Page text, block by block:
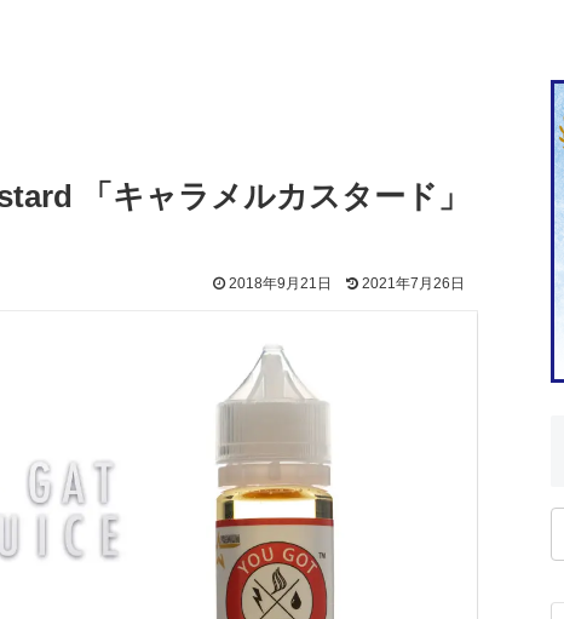
「キャラメルカスタード」
2018年9月21日 2021年7月26日